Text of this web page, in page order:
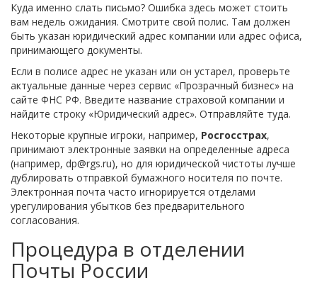
Куда именно слать письмо? Ошибка здесь может стоить
вам недель ожидания. Смотрите свой полис. Там должен
быть указан юридический адрес компании или адрес офиса,
принимающего документы.
Если в полисе адрес не указан или он устарел, проверьте
актуальные данные через сервис «Прозрачный бизнес» на
сайте ФНС РФ. Введите название страховой компании и
найдите строку «Юридический адрес». Отправляйте туда.
Некоторые крупные игроки, например, Росгосстрах,
принимают электронные заявки на определенные адреса
(например, dp@rgs.ru), но для юридической чистоты лучше
дублировать отправкой бумажного носителя по почте.
Электронная почта часто игнорируется отделами
урегулирования убытков без предварительного
согласования.
Процедура в отделении
Почты России